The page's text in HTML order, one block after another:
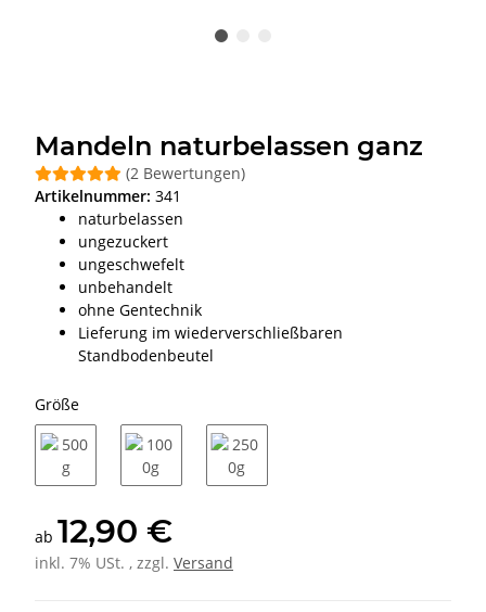
Mandeln naturbelassen ganz
(2 Bewertungen)
Artikelnummer: 341
naturbelassen
ungezuckert
ungeschwefelt
unbehandelt
ohne Gentechnik
Lieferung im wiederverschließbaren
Standbodenbeutel
Größe
ab 12,90 €
inkl. 7% USt. , zzgl. Versand